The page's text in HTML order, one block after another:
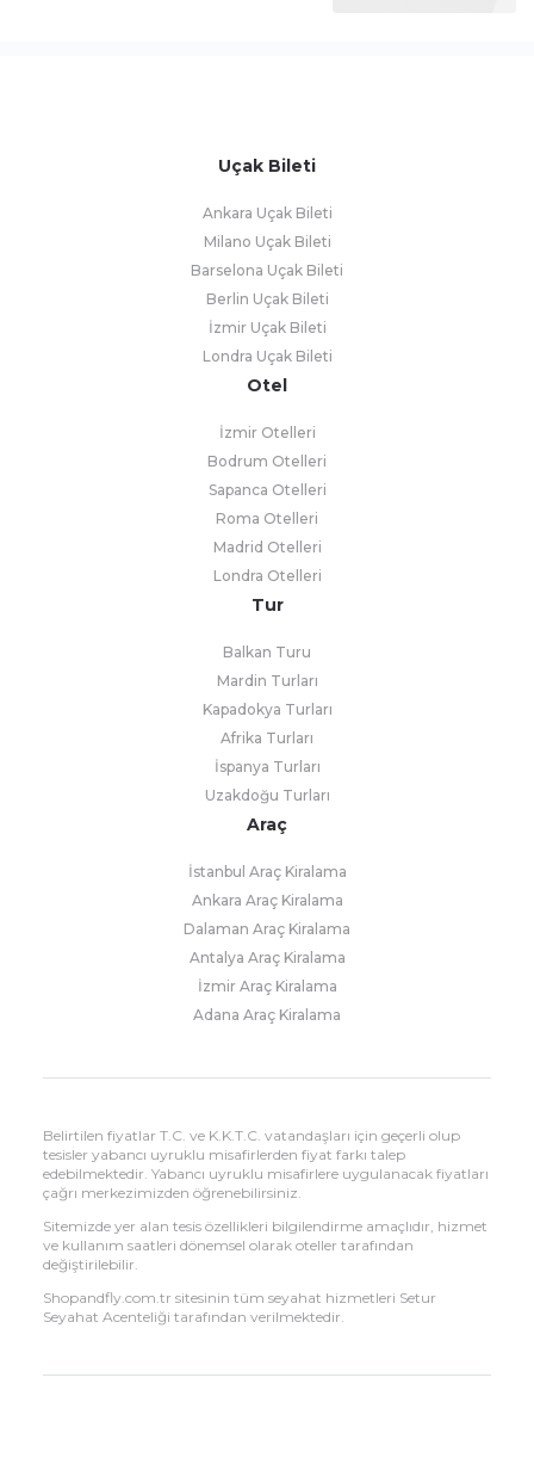
Uçak Bileti
Ankara Uçak Bileti
Milano Uçak Bileti
Barselona Uçak Bileti
Berlin Uçak Bileti
İzmir Uçak Bileti
Londra Uçak Bileti
Otel
İzmir Otelleri
Bodrum Otelleri
Sapanca Otelleri
Roma Otelleri
Madrid Otelleri
Londra Otelleri
Tur
Balkan Turu
Mardin Turları
Kapadokya Turları
Afrika Turları
İspanya Turları
Uzakdoğu Turları
Araç
İstanbul Araç Kiralama
Ankara Araç Kiralama
Dalaman Araç Kiralama
Antalya Araç Kiralama
İzmir Araç Kiralama
Adana Araç Kiralama
Belirtilen fiyatlar T.C. ve K.K.T.C. vatandaşları için geçerli olup
tesisler yabancı uyruklu misafirlerden fiyat farkı talep
edebilmektedir. Yabancı uyruklu misafirlere uygulanacak fiyatları
çağrı merkezimizden öğrenebilirsiniz.
Sitemizde yer alan tesis özellikleri bilgilendirme amaçlıdır, hizmet
ve kullanım saatleri dönemsel olarak oteller tarafından
değiştirilebilir.
Shopandfly.com.tr sitesinin tüm seyahat hizmetleri Setur
Seyahat Acenteliği tarafından verilmektedir.